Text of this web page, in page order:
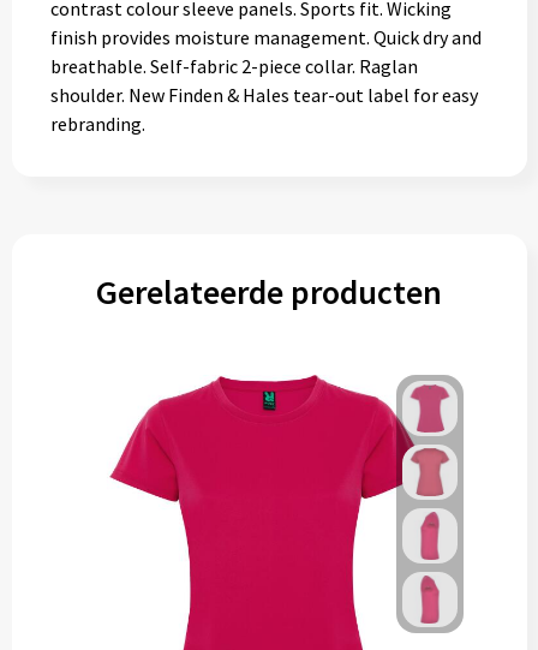
contrast colour sleeve panels. Sports fit. Wicking
finish provides moisture management. Quick dry and
breathable. Self-fabric 2-piece collar. Raglan
shoulder. New Finden & Hales tear-out label for easy
rebranding.
Gerelateerde producten